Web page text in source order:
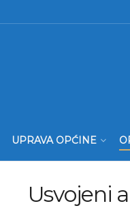
UPRAVA OPĆINE
Usvojeni